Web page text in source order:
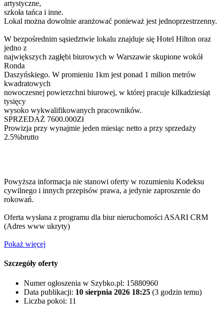
artystyczne,
szkoła tańca i inne.
Lokal można dowolnie aranżować ponieważ jest jednoprzestrzenny.
W bezpośrednim sąsiedztwie lokalu znajduje się Hotel Hilton oraz
jedno z
największych zagłębi biurowych w Warszawie skupione wokół
Ronda
Daszyńskiego. W promieniu 1km jest ponad 1 milion metrów
kwadratowych
nowoczesnej powierzchni biurowej, w której pracuje kilkadziesiąt
tysięcy
wysoko wykwalifikowanych pracowników.
SPRZEDAŻ 7600.000Zł
Prowizja przy wynajmie jeden miesiąc netto a przy sprzedaży
2.5%brutto
Powyższa informacja nie stanowi oferty w rozumieniu Kodeksu
cywilnego i innych przepisów prawa, a jedynie zaproszenie do
rokowań.
Oferta wysłana z programu dla biur nieruchomości ASARI CRM
(Adres www ukryty)
Pokaż więcej
Szczegóły oferty
Numer ogłoszenia w Szybko.pl: 15880960
Data publikacji: 10 sierpnia 2026 18:25 (3 godzin temu)
Liczba pokoi: 11